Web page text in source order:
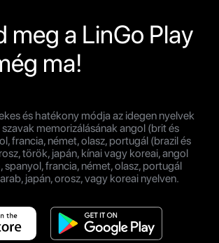
meg a LinGo Play
ma!
és hatékony módja az idegen nyelvek
memorizálásának angol (brit és
francia, német, olasz, portugál (brazil és
török, japán, kínai vagy koreai, angol
spanyol, francia, német, olasz, portugál
japán, orosz, vagy koreai nyelven.